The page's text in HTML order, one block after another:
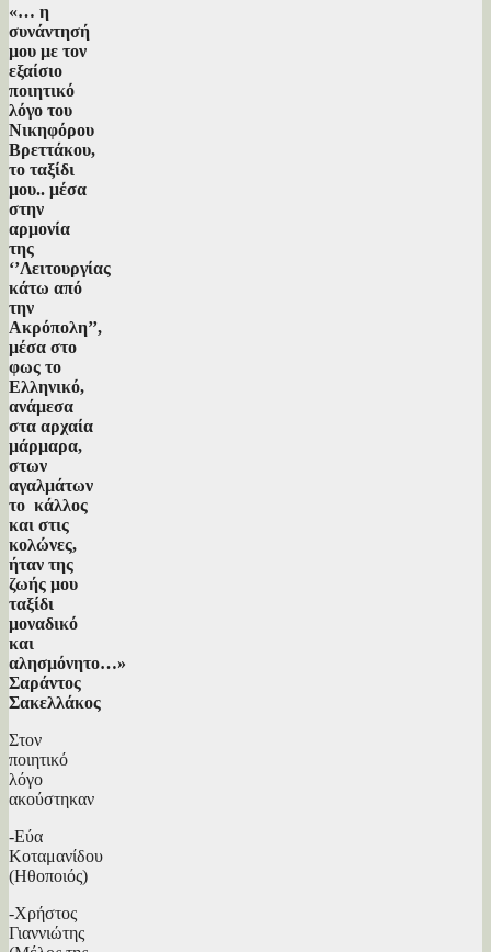
«… η
συνάντησή
μου με τον
εξαίσιο
ποιητικό
λόγο του
Νικηφόρου
Βρεττάκου,
το ταξίδι
μου.. μέσα
στην
αρμονία
της
‘’Λειτουργίας
κάτω από
την
Ακρόπολη’’,
μέσα στο
φως το
Ελληνικό,
ανάμεσα
στα αρχαία
μάρμαρα,
στων
αγαλμάτων
το κάλλος
και στις
κολώνες,
ήταν της
ζωής μου
ταξίδι
μοναδικό
και
αλησμόνητο…»
Σαράντος
Σακελλάκος
Στον
ποιητικό
λόγο
ακούστηκαν
-Εύα
Κοταμανίδου
(Ηθοποιός)
-Χρήστος
Γιαννιώτης